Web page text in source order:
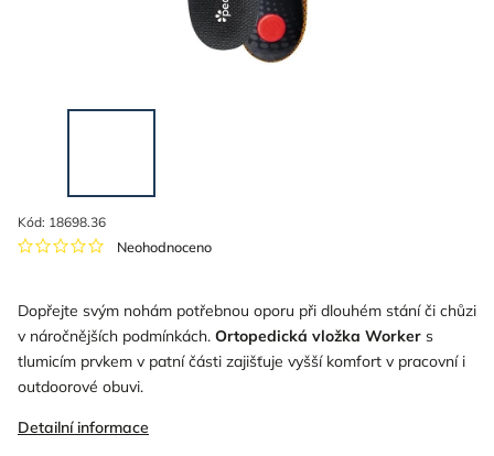
Kód: 18698.36
Neohodnoceno
Dopřejte svým nohám potřebnou oporu při dlouhém stání či chůzi
v náročnějších podmínkách. Ortopedická vložka Worker s
tlumicím prvkem v patní části zajišťuje vyšší komfort v pracovní i
outdoorové obuvi.
Detailní informace